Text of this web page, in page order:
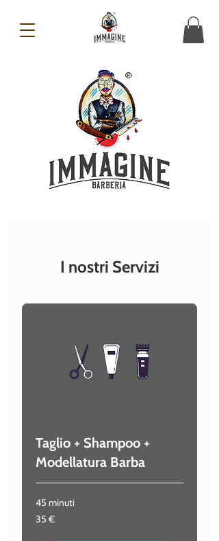
I nostri Servizi
Taglio + Shampoo +
Modellatura Barba
45 minuti
35
euro
35 €